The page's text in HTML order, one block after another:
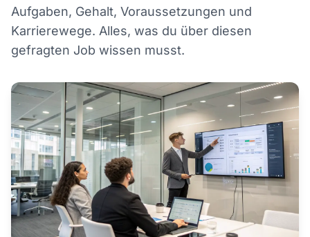
Aufgaben, Gehalt, Voraussetzungen und
Karrierewege. Alles, was du über diesen
gefragten Job wissen musst.